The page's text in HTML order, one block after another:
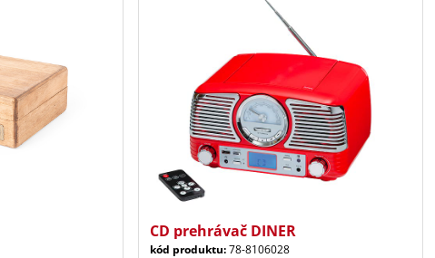
CD prehrávač DINER
kód produktu:78-8106028